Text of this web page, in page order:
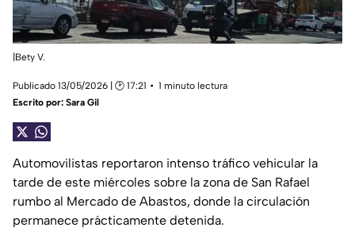
|Bety V.
Publicado 13/05/2026 | 🕑 17:21
1 minuto lectura
Escrito por: Sara Gil
Automovilistas reportaron intenso tráfico vehicular la
tarde de este miércoles sobre la zona de San Rafael
rumbo al Mercado de Abastos, donde la circulación
permanece prácticamente detenida.